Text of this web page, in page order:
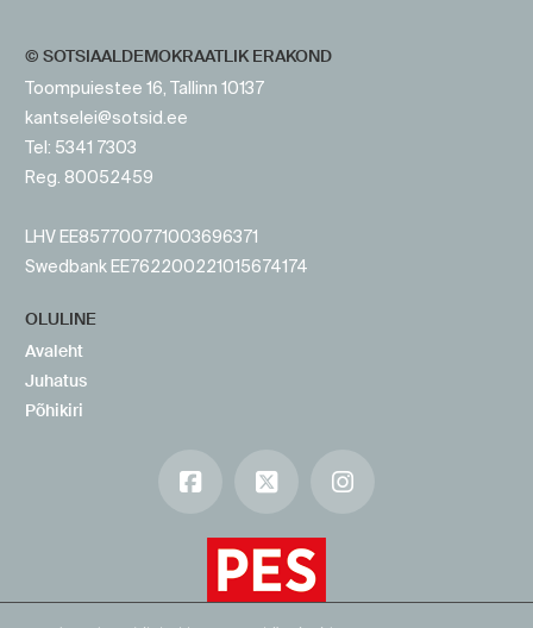
© SOTSIAALDEMOKRAATLIK ERAKOND
Toompuiestee 16, Tallinn 10137
kantselei@sotsid.ee
Tel: 5341 7303
Reg. 80052459
LHV EE857700771003696371
Swedbank EE762200221015674174
OLULINE
Avaleht
Juhatus
Põhikiri
Facebook
X